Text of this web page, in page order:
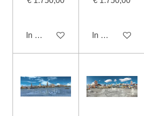
In winkelwagen In winkelwagen